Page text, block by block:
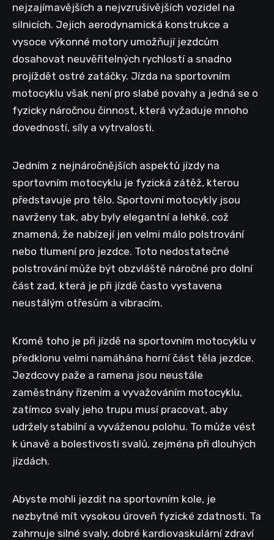
nejzajímavějších a nejvzrušivějších vozidel na
silnicích. Jejich aerodynamická konstrukce a
vysoce výkonné motory umožňují jezdcům
dosahovat neuvěřitelných rychlostí a snadno
projíždět ostré zatáčky. Jízda na sportovním
motocyklu však není pro slabé povahy a jedná se o
fyzicky náročnou činnost, která vyžaduje mnoho
dovedností, síly a vytrvalosti.
Jedním z nejnáročnějších aspektů jízdy na
sportovním motocyklu je fyzická zátěž, kterou
představuje pro tělo. Sportovní motocykly jsou
navrženy tak, aby byly elegantní a lehké, což
znamená, že nabízejí jen velmi málo polstrování
nebo tlumení pro jezdce. Toto nedostatečné
polstrování může být obzvláště náročné pro dolní
část zad, která je při jízdě často vystavena
neustálým otřesům a vibracím.
Kromě toho je při jízdě na sportovním motocyklu v
předklonu velmi namáhána horní část těla jezdce.
Jezdcovy paže a ramena jsou neustále
zaměstnány řízením a vyvažováním motocyklu,
zatímco svaly jeho trupu musí pracovat, aby
udržely stabilní a vyváženou polohu. To může vést
k únavě a bolestivosti svalů, zejména při dlouhých
jízdách.
Abyste mohli jezdit na sportovním kole, je
nezbytné mít vysokou úroveň fyzické zdatnosti. Ta
zahrnuje silné svaly, dobré kardiovaskulární zdraví